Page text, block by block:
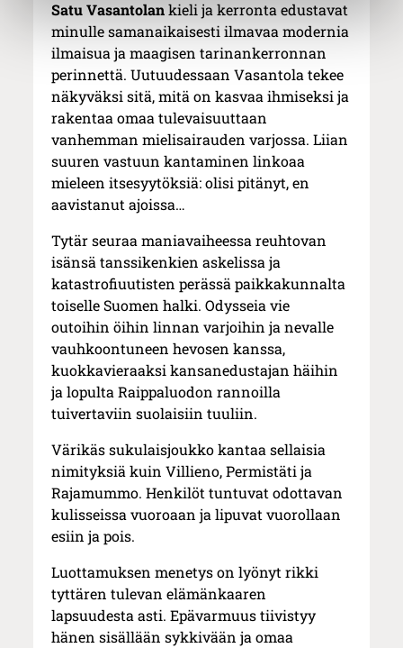
Satu Vasantolankieli ja kerronta edustavat
minulle samanaikaisesti ilmavaa modernia
ilmaisua ja maagisen tarinankerronnan
perinnettä. Uutuudessaan Vasantola tekee
näkyväksi sitä, mitä on kasvaa ihmiseksi ja
rakentaa omaa tulevaisuuttaan
vanhemman mielisairauden varjossa. Liian
suuren vastuun kantaminen linkoaa
mieleen itsesyytöksiä: olisi pitänyt, en
aavistanut ajoissa…
Tytär seuraa maniavaiheessa reuhtovan
isänsä tanssikenkien askelissa ja
katastrofiuutisten perässä paikkakunnalta
toiselle Suomen halki. Odysseia vie
outoihin öihin linnan varjoihin ja nevalle
vauhkoontuneen hevosen kanssa,
kuokkavieraaksi kansanedustajan häihin
ja lopulta Raippaluodon rannoilla
tuivertaviin suolaisiin tuuliin.
Värikäs sukulaisjoukko kantaa sellaisia
nimityksiä kuin Villieno, Permistäti ja
Rajamummo. Henkilöt tuntuvat odottavan
kulisseissa vuoroaan ja lipuvat vuorollaan
esiin ja pois.
Luottamuksen menetys on lyönyt rikki
tyttären tulevan elämänkaaren
lapsuudesta asti. Epävarmuus tiivistyy
hänen sisällään sykkivään ja omaa